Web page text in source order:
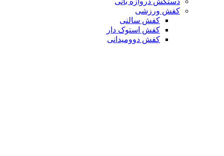
کفش ورزشی
کفش سالنی
کفش استوک دار
کفش دوومیدانی